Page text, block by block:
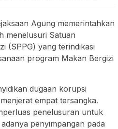
Agung memerintahkan
menelusuri Satuan
(SPPG) yang terindikasi
program Makan Bergizi
dugaan korupsi
empat tersangka.
penelusuran untuk
penyimpangan pada